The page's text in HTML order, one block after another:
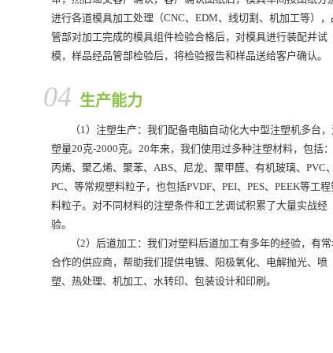
进行各道模具加工处理（CNC、EDM、线切割、机加工等），
管部对加工完成的模具组件检验合格后，对模具进行装配并试
模，样品经品管部检验后，将检验报告和样品送给客户确认。
04 生产能力
（1）注塑生产：我们配备电脑自动化大中型注塑机多台
塑量20克-2000克。20年来，我们使用过多种注塑材料，包括
丙烯、聚乙烯、聚苯、ABS、尼龙、聚甲醛、有机玻璃、PVC、
PC、等常规塑料粒子，也包括PVDF、PEI、PES、PEEK等工程
料粒子。对不同材料的注塑条件和工艺调试积累了大量实战经
验。
（2）后道加工：我们对塑料后道加工有多年的经验，有
合作的供应商，帮助我们提供电镀、阳极氧化、电解抛光、喷
塑、热处理、机加工、水转印、包装设计和印刷。